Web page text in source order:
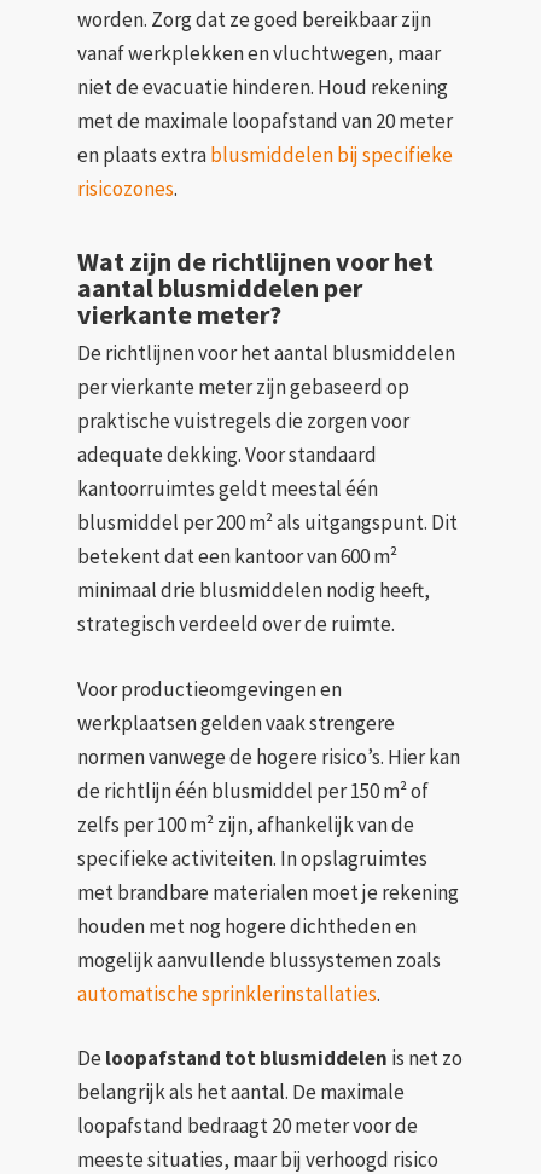
worden. Zorg dat ze goed bereikbaar zijn
vanaf werkplekken en vluchtwegen, maar
niet de evacuatie hinderen. Houd rekening
met de maximale loopafstand van 20 meter
en plaats extrablusmiddelen bij specifieke
risicozones.
Wat zijn de richtlijnen voor het
aantal blusmiddelen per
vierkante meter?
De richtlijnen voor het aantal blusmiddelen
per vierkante meter zijn gebaseerd op
praktische vuistregels die zorgen voor
adequate dekking. Voor standaard
kantoorruimtes geldt meestal één
blusmiddel per 200 m² als uitgangspunt. Dit
betekent dat een kantoor van 600 m²
minimaal drie blusmiddelen nodig heeft,
strategisch verdeeld over de ruimte.
Voor productieomgevingen en
werkplaatsen gelden vaak strengere
normen vanwege de hogere risico’s. Hier kan
de richtlijn één blusmiddel per 150 m² of
zelfs per 100 m² zijn, afhankelijk van de
specifieke activiteiten. In opslagruimtes
met brandbare materialen moet je rekening
houden met nog hogere dichtheden en
mogelijk aanvullende blussystemen zoals
automatische sprinklerinstallaties.
Deloopafstand tot blusmiddelen is net zo
belangrijk als het aantal. De maximale
loopafstand bedraagt 20 meter voor de
meeste situaties, maar bij verhoogd risico